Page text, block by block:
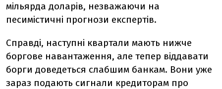
мільярда доларів, незважаючи на
песимістичні прогнози експертів.
Справді, наступні квартали мають нижче
боргове навантаження, але тепер віддавати
борги доведеться слабшим банкам. Вони уже
зараз подають сигнали кредиторам про